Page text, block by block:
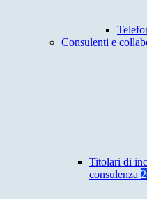
Consulenti e
Titolari di
consulenza